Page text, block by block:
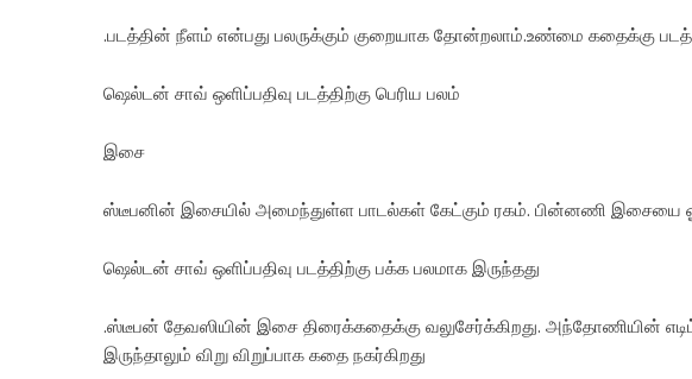
.படத்தின் நீளம் என்பது பலருக்கும் குறையாக தோன்றலாம்.உண்மை கதைக்கு
ஷெல்டன் சாவ் ஒளிப்பதிவு படத்திற்கு பெரிய பலம்
இசை
ஸ்டீபனின் இசையில் அமைந்துள்ள பாடல்கள் கேட்கும் ரகம். பின்னணி இசையை
ஷெல்டன் சாவ் ஒளிப்பதிவு படத்திற்கு பக்க பலமாக இருந்தது
.ஸ்டீபன் தேவஸியின் இசை திரைக்கதைக்கு வலுசேர்க்கிறது. அந்தோணியின்
இருந்தாலும் விறு விறுப்பாக கதை நகர்கிறது